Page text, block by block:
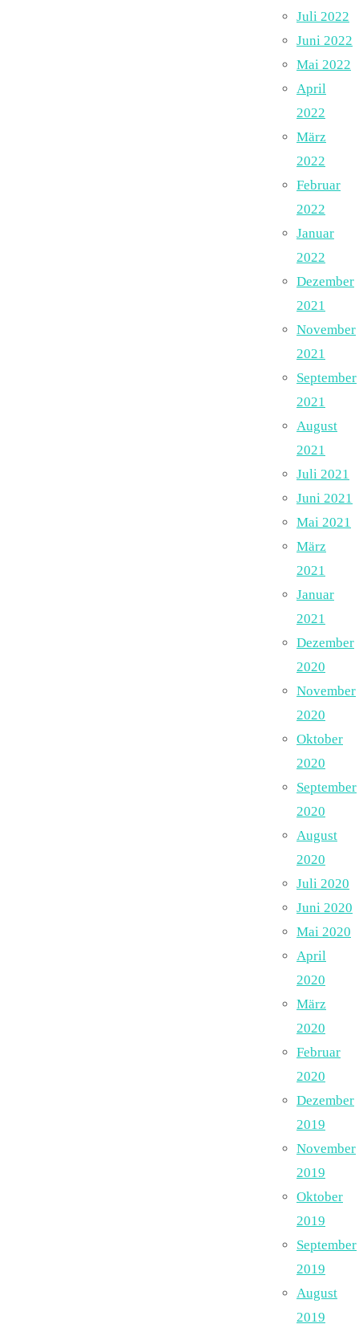
Juli 2022
Juni 2022
Mai 2022
April
2022
März
2022
Februar
2022
Januar
2022
Dezember
2021
November
2021
September
2021
August
2021
Juli 2021
Juni 2021
Mai 2021
März
2021
Januar
2021
Dezember
2020
November
2020
Oktober
2020
September
2020
August
2020
Juli 2020
Juni 2020
Mai 2020
April
2020
März
2020
Februar
2020
Dezember
2019
November
2019
Oktober
2019
September
2019
August
2019